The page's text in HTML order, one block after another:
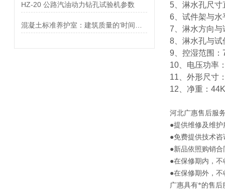
HZ-20 公路汽油动力钻孔试验机参数
5、淋水孔尺寸
6、试件架与水
7、淋水方向与
8、淋水孔与试
9、控湿范围：
10、电压功率
11、外形尺寸
12、净重：
河北广惠售后服
●提供维修及维
●免费提供技术咨
●新品依照购销
●在保修期内，
●在保修期外，
广惠具有*的售后